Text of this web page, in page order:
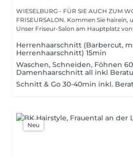
WIESELBURG - FÜR SIE AUCH ZUM
FRISEURSALON. Kommen Sie hairein, und fühlen Sie sich wohl.
Unser Friseur-Salon am Hauptplatz von
Herrenhaarschnitt (Barbercut,
Herrenhaarschnitt) 15min
Waschen, Schneiden, Föhnen
Damenhaarschnitt all inkl
Schnitt & Go 30-40min inkl.
Neu